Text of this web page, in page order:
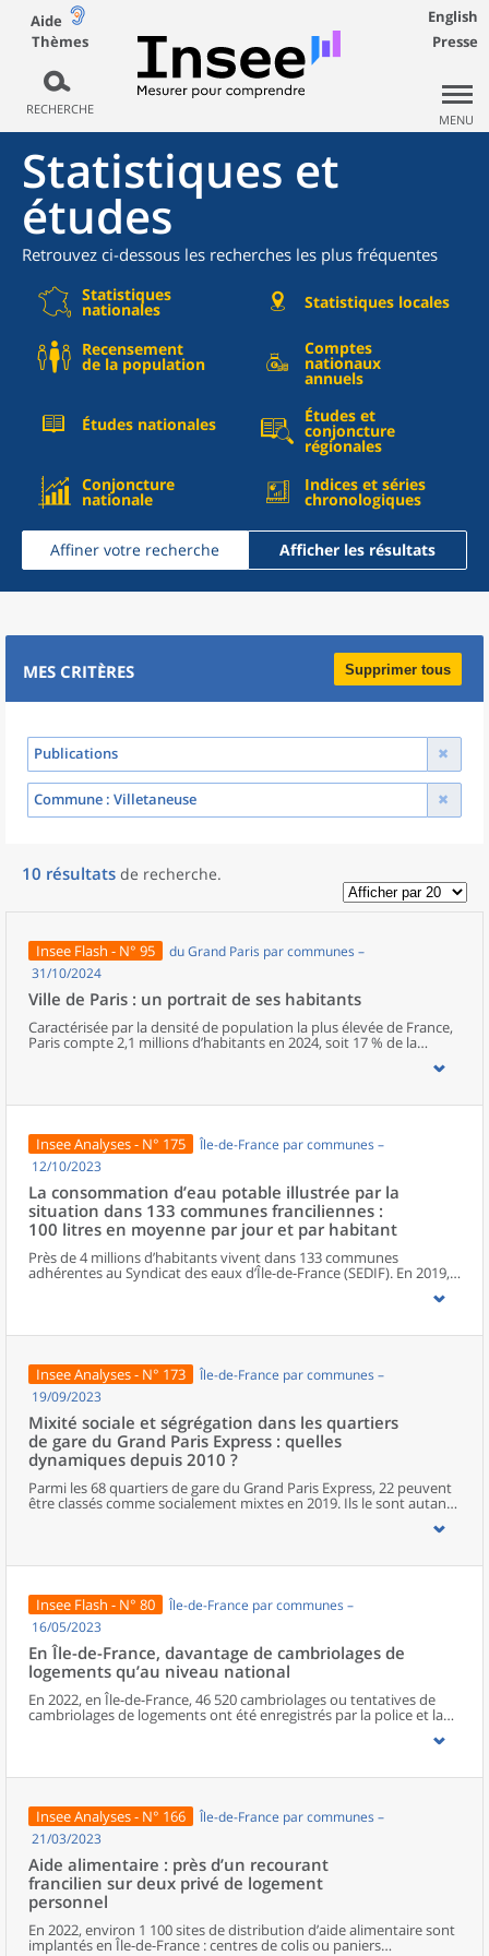
Aide
Thèmes
RECHERCHE
English
Presse
MENU
Statistiques et
études
Retrouvez ci-dessous les recherches les plus fréquentes
Statistiques
nationales Statistiques locales
Recensement
de la population
Comptes
nationaux
annuels
Études nationales Études et
conjoncture
régionales
Conjoncture
nationale
Indices et séries
chronologiques
Affiner votre recherche Afficher les résultats
MES CRITÈRES Supprimer tous
Publications
Commune : Villetaneuse
10 résultats de recherche.
Insee Flash - N° 95
du Grand Paris par communes –
31/10/2024
Ville de Paris : un portrait de ses habitants
Caractérisée par la densité de population la plus élevée de France,
Paris compte 2,1 millions d’habitants en 2024, soit 17 % de la
population francilienne sur moins de 1 % du territoire régional. Ses
habitants sont plus âgés en moyenne que ceux de la métropole du
population active. Le niveau de vie médian à Paris, comme dans
inégalités sont présentes et la part de la population des ménages
parisiens vivant sous le seuil de pauvreté atteint 15,6 %, contre
14,9 % en France métropolitaine. Malgré ses nombreux atouts en
capitale française voit sa population diminuer depuis plusieurs
années. Si les tendances démographiques actuelles se
poursuivaient, Paris compterait, en 2040, 82 000 habitants de
moins qu’en 2020.
Insee Analyses - N° 175
Île-de-France par communes –
12/10/2023
La consommation d’eau potable illustrée par la
situation dans 133 communes franciliennes :
100 litres en moyenne par jour et par habitant
Près de 4 millions d’habitants vivent dans 133 communes
adhérentes au Syndicat des eaux d’Île-de-France (SEDIF). En 2019,
ils consomment près de 100 litres d’eau potable par jour et par
habitant. Cette consommation est hétérogène au sein du territoire
relativement aisés, la consommation d’eau est plus élevée
(120 litres par jour et par habitant), elle est en revanche inférieure
dans ceux où les habitants sont plus modestes (88 litres).
Insee Analyses - N° 173
Île-de-France par communes –
19/09/2023
Mixité sociale et ségrégation dans les quartiers
de gare du Grand Paris Express : quelles
dynamiques depuis 2010 ?
Parmi les 68 quartiers de gare du Grand Paris Express, 22 peuvent
être classés comme socialement mixtes en 2019. Ils le sont autant,
niveaux similaires de revenus, pour la plupart modestes, à
majoritairement des ménages aux revenus élevés. Enfin, 25
quartiers sont dans une situation intermédiaire, ni parmi les plus
ségrégués, ni parmi les plus mixtes. Par ailleurs, 10 quartiers, très
peu peuplés, n’ont pas été analysés. Entre 2010 et 2019, les
évolutions de la mixité dans les quartiers de gare sont diverses. La
mixité sociale a fortement progressé dans 18 quartiers de gare,
pour l’essentiel situés sur les lignes 14 et 15.
Insee Flash - N° 80
Île-de-France par communes –
16/05/2023
En Île-de-France, davantage de cambriolages de
logements qu’au niveau national
En 2022, en Île-de-France, 46 520 cambriolages ou tentatives de
cambriolages de logements ont été enregistrés par la police et la
gendarmerie nationales, soit 7,9 cambriolages pour
urbanisation de la région. En effet, les cambriolages sont en
de cambriolage est ainsi plus élevé au centre de la région et en
particulier à Paris. Après avoir diminué pendant la crise sanitaire, le
nombre de cambriolages augmente en 2022 sans atteindre le
Insee Analyses - N° 166
Île-de-France par communes –
21/03/2023
Aide alimentaire : près d’un recourant
francilien sur deux privé de logement
personnel
En 2022, environ 1 100 sites de distribution d’aide alimentaire sont
implantés en Île-de-France : centres de colis ou paniers